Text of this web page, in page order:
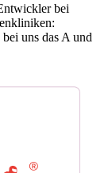
bei
uns das A und